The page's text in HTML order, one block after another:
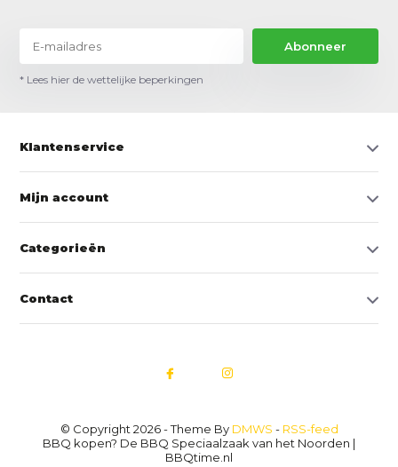
Abonneer
* Lees hier de wettelijke beperkingen
Klantenservice
Mijn account
Categorieën
Contact
© Copyright 2026 - Theme By DMWS - RSS-feed
BBQ kopen? De BBQ Speciaalzaak van het Noorden |
BBQtime.nl